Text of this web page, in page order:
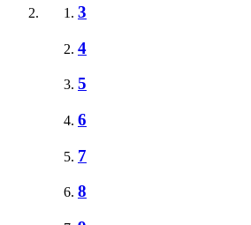
3
4
5
6
7
8